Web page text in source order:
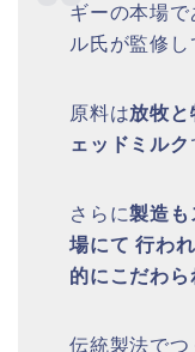
ギーの本場で
ル氏が監修し
原料は放牧と
ェッドミルク
さらに製造も
場にて 行わ
的にこだわら
伝統製法でつ